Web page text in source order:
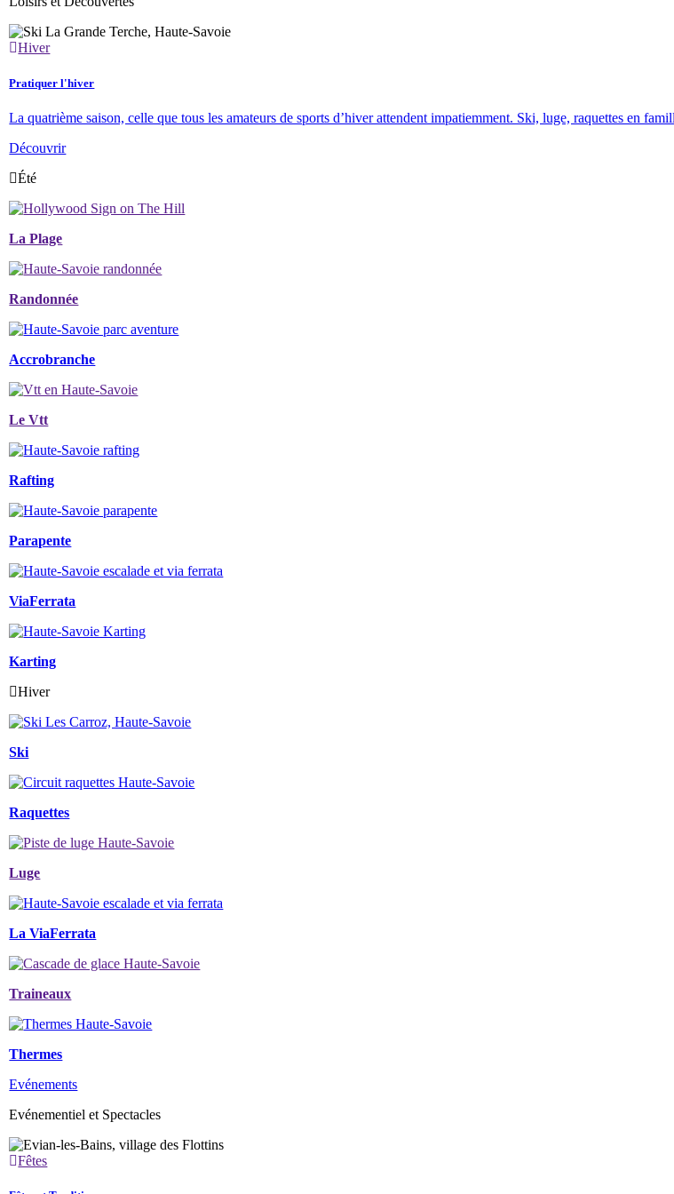
Hiver
Pratiquer l'hiver
La quatrième saison, celle que tous les amateurs de sports d’hiver attendent impatiemment. Ski, luge, raquettes en
Découvrir
Été
La Plage
Randonnée
Accrobranche
Le Vtt
Rafting
Parapente
ViaFerrata
Karting
Hiver
Ski
Raquettes
Luge
La ViaFerrata
Traineaux
Thermes
Evénements
Evénementiel et Spectacles
Fêtes